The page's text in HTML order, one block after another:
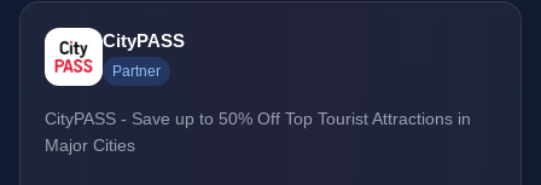
CityPASS
Partner
CityPASS - Save up to 50% Off Top Tourist Attractions in
Major Cities